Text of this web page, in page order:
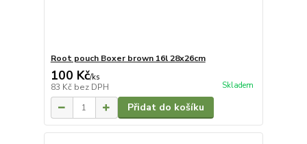
Root pouch Boxer brown 16l 28x26cm
100 Kč/ks
83 Kč bez DPH Skladem
Přidat do košíku